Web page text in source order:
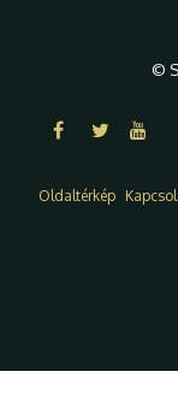
©
Oldaltérkép